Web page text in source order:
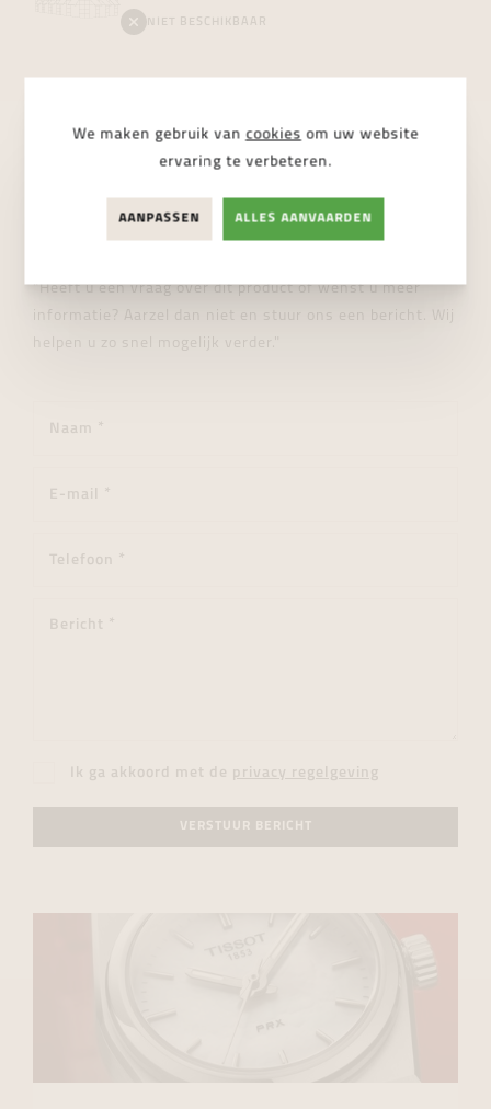
NIET BESCHIKBAAR
Wij helpen je graag verder!
"Heeft u een vraag over dit product of wenst u meer
informatie? Aarzel dan niet en stuur ons een bericht. Wij
helpen u zo snel mogelijk verder."
Ik ga akkoord met de privacy regelgeving
VERSTUUR BERICHT
We maken gebruik van cookies om uw website
ervaring te verbeteren.
AANPASSEN ALLES AANVAARDEN